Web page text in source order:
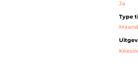
Ja
Type